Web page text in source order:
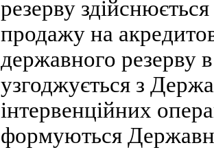
резерву
продажу на
державного резерву
узгоджується з
інтервенційних
формуються